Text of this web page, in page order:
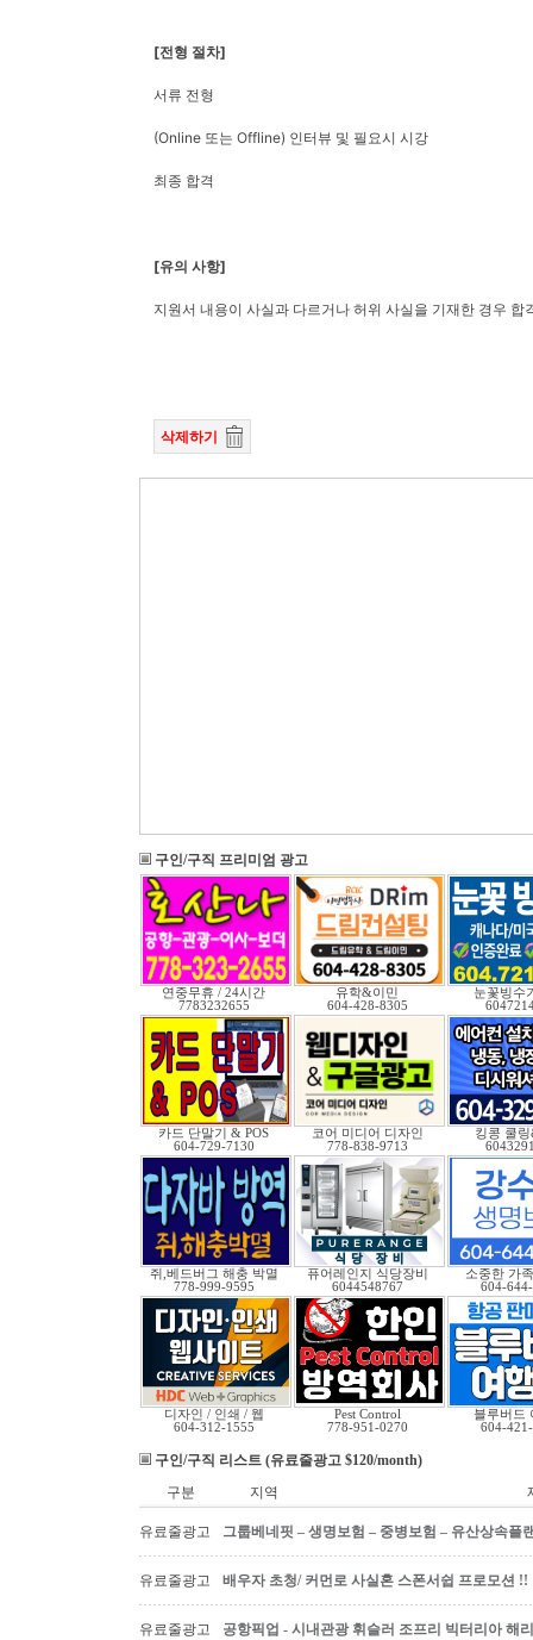
[전형 절차]
서류 전형
(Online 또는 Offline) 인터뷰 및 필요시 시강
최종 합격
[유의 사항]
지원서 내용이 사실과 다르거나 허위 사실을 기재한 경우 합
삭제하기
구인/구직 프리미엄 광고
연중무휴 / 24시간
7783232655
유학&이민
604-428-8305
눈꽃빙수
카드 단말기 & POS
604-729-7130
코어 미디어 디자인
778-838-9713
킹콩 쿨
쥐,베드버그 해충 박멸
778-999-9595
퓨어레인지 식당장비
6044548767
소중한 가
604-
디자인 / 인쇄 / 웹
604-312-1555
Pest Control
778-951-0270
블루버드
604-
구인/구직 리스트 (유료줄광고 $120/month)
구분
지역
유료줄광고 그룹베네핏 – 생명보험 – 중병보험 – 유산상속플
유료줄광고 배우자 초청/ 커먼로 사실혼 스폰서쉽 프로모션 !!
유료줄광고 공항픽업 - 시내관광 휘슬러 조프리 빅터리아 해